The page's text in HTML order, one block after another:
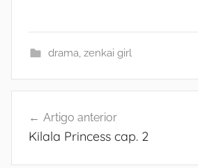
drama, zenkai girl
de
Artigo anterior
Kilala Princess cap. 2